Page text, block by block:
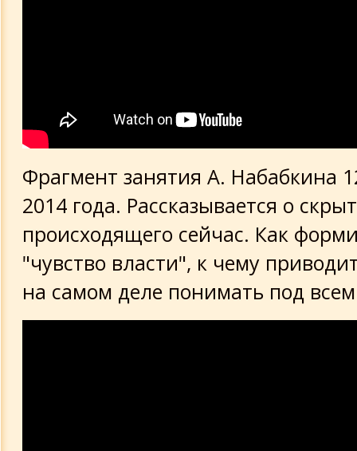
Фрагмент занятия А. Набабкина
2014 года. Рассказывается о
происходящего сейчас. Как
"чувство власти", к чему
на самом деле понимать под